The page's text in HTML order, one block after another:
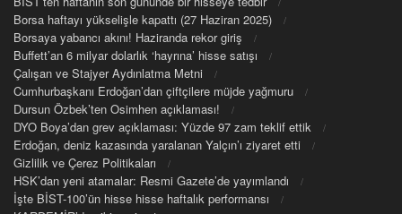
Borsa haftayı yükselişle kapattı (27 Haziran 2025)
Borsaya yabancı akını! Haziranda rekor giriş
Buffett’an 6 milyar dolarlık ‘hayrına’ hisse satışı
Çalışan ve Stajyer Aydınlatma Metni
Cumhurbaşkanı Erdoğan’dan çiftçilere müjde yağmuru
Dursun Özbek’ten Osimhen açıklaması!
DYO Boya’dan grev açıklaması: Yüzde 97 zam teklif ettik
Erdoğan, deniz kazasında yaralanan Yalçın’ı ziyaret etti
Gizlilik ve Çerez Politikaları
HSK’dan yeni atamalar: Resmi Gazete’de yayımlandı
İşte BİST-100’ün hisse hisse haftalık performansı